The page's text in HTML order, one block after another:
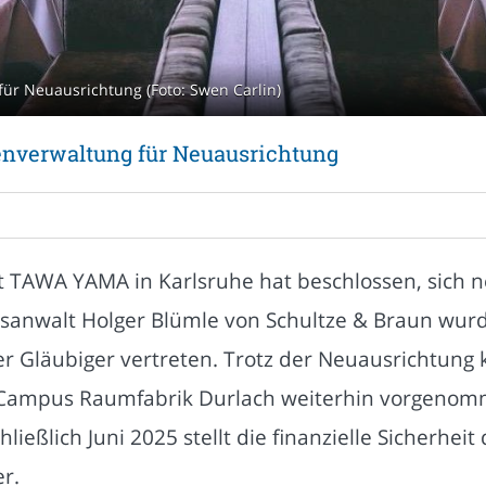
Neuausrichtung (Foto: Swen Carlin)
für Neuausrichtung
YAMA in Karlsruhe hat beschlossen, sich
Holger Blümle von Schultze & Braun
Gläubiger vertreten. Trotz der Neuausrichtung
Raumfabrik Durlach weiterhin
Juni 2025 stellt die finanzielle